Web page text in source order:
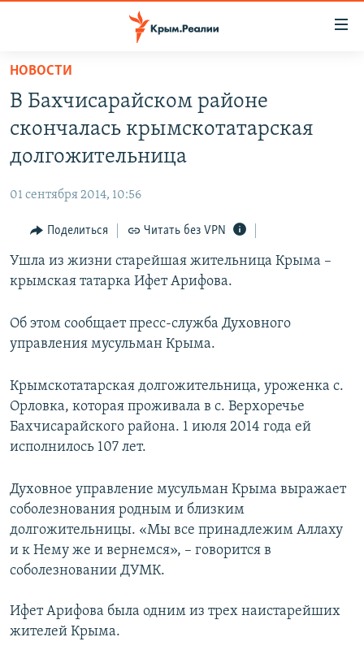
Вернуться
основному
содержанию
главной
навигации
Вернутся
поиску
СПЕЦПРОЕКТЫ
11 ЛЕТ ОККУПАЦИИ КРЫМА. 11 ИСТОРИЙ СОПРОТИВЛЕНИЯ
ЕЩЕ
ИНТЕРАКТИВ
ИНФОГРАФИКА
ТЕЛЕПРОЕКТ КРЫМ.РЕАЛИИ
СОВЕТЫ ПРАВОЗАЩИТНИКОВ
ПРОПАВШИЕ БЕЗ ВЕСТИ
КРЫМ.НЕПОКОРЕННЫЙ
РАДІО СВОБОДА
КАК ОБОЙТИ БЛОКИРОВКУ
ПРИСОЕДИНЯЙТЕСЬ!
Все сайты RFE/RL
НОВОСТИ
В Бахчисарайском районе
скончалась крымскотатарская
долгожительница
01 сентября 2014, 10:56
Поделиться Читать без VPN
Ушла из жизни старейшая жительница Крыма –
крымская татарка Ифет Арифова.
Об этом сообщает пресс-служба Духовного
управления мусульман Крыма.
Крымскотатарская долгожительница, уроженка с.
Орловка, которая проживала в с. Верхоречье
Бахчисарайского района. 1 июля 2014 года ей
исполнилось 107 лет.
Духовное управление мусульман Крыма выражает
соболезнования родным и близким
долгожительницы. «Мы все принадлежим Аллаху
и к Нему же и вернемся», – говорится в
соболезновании ДУМК.
Ифет Арифова была одним из трех наистарейших
жителей Крыма.